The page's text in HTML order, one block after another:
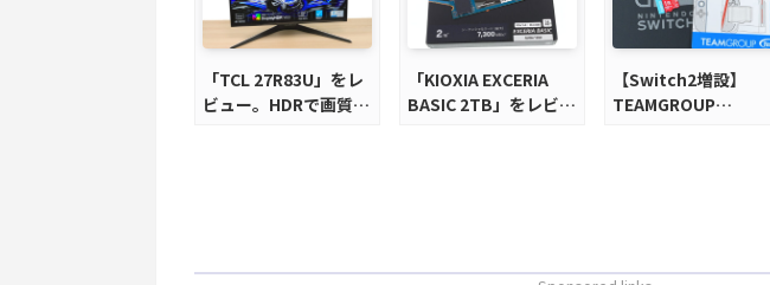
「TCL 27R83U」をレ
ビュー。HDRで画質調
「KIOXIA EXCERIA
BASIC 2TB」をレビュ
【Switch2増設】
TEAMGROUP